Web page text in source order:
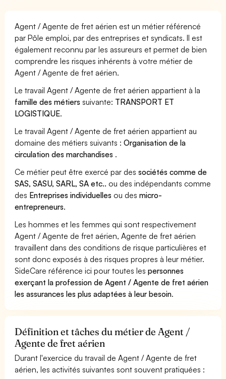
Agent / Agente de fret aérien est un métier référencé
par Pôle emploi, par des entreprises et syndicats. Il est
également reconnu par les assureurs et permet de bien
comprendre les risques inhérents à votre métier de
Agent / Agente de fret aérien.
Le travail Agent / Agente de fret aérien appartient à la
famille des métiers suivante: TRANSPORT ET
LOGISTIQUE.
Le travail Agent / Agente de fret aérien appartient au
domaine des métiers suivants :Organisation de la
circulation des marchandises .
Ce métier peut être exercé par dessociétés comme de
SAS, SASU, SARL, SA etc.. ou des indépendants comme
des Entreprises individuelles ou desmicro-
entrepreneurs.
Les hommes et les femmes qui sont respectivement
Agent / Agente de fret aérien, Agente de fret aérien
travaillent dans des conditions de risque particulières et
sont donc exposés à des risques propres à leur métier.
SideCare référence ici pour toutes lespersonnes
exerçant la profession de Agent / Agente de fret aérien
les assurances les plus adaptées à leur besoin.
Définition et tâches du métier de Agent /
Agente de fret aérien
Durant l'exercice du travail de Agent / Agente de fret
aérien, les activités suivantes sont souvent pratiquées :